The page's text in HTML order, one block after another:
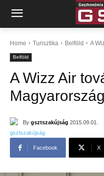
Home Turisztika Belföld A
Belföld
A Wizz Air
By gsztszakújság 2015.09.01.
Facebook X